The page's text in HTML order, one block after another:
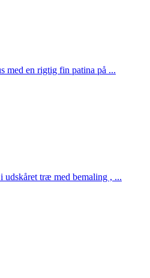
med en rigtig fin patina på ...
træ med bemaling , ...